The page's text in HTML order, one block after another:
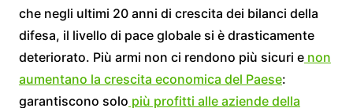
che negli ultimi 20 anni di crescita dei bilanci della
difesa, il livello di pace globale si è drasticamente
deteriorato. Più armi non ci rendono più sicuri enon
aumentano la crescita economica del Paese:
garantiscono solo più profitti alle aziende della